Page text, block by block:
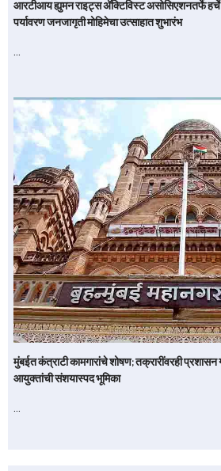
आरटीआय ह्युमन राइट्स अ‍ॅक्टिविस्ट असोसिएशनतर्फे हर्चे,
पर्यावरण जनजागृती मोहिमेचा उत्साहात शुभारंभ
…
मुंबईत कंत्राटी कामगारांचे शोषण; तक्रारींवरही प्रशासन
आयुक्तांची संशयास्पद भूमिका
…